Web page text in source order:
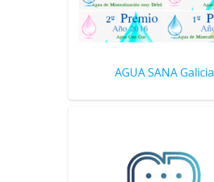
AGUA SANA Galicia